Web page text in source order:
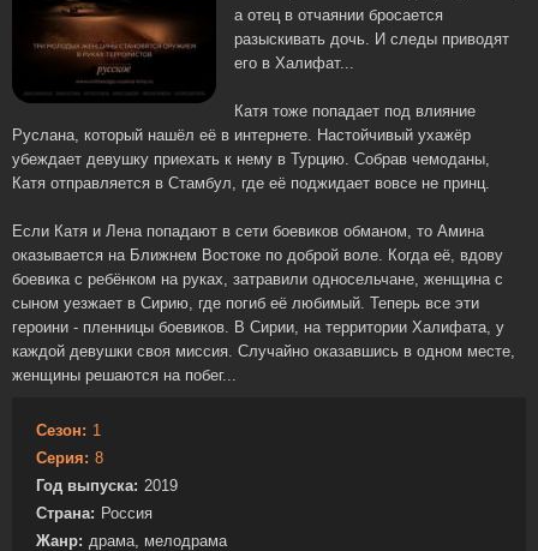
а отец в отчаянии бросается
разыскивать дочь. И следы приводят
его в Халифат...
Катя тоже попадает под влияние
Руслана, который нашёл её в интернете. Настойчивый ухажёр
убеждает девушку приехать к нему в Турцию. Собрав чемоданы,
Катя отправляется в Стамбул, где её поджидает вовсе не принц.
Если Катя и Лена попадают в сети боевиков обманом, то Амина
оказывается на Ближнем Востоке по доброй воле. Когда её, вдову
боевика с ребёнком на руках, затравили односельчане, женщина с
сыном уезжает в Сирию, где погиб её любимый. Теперь все эти
героини - пленницы боевиков. В Сирии, на территории Халифата, у
каждой девушки своя миссия. Случайно оказавшись в одном месте,
женщины решаются на побег...
Сезон: 1
Серия: 8
Год выпуска: 2019
Страна: Россия
Жанр: драма, мелодрама